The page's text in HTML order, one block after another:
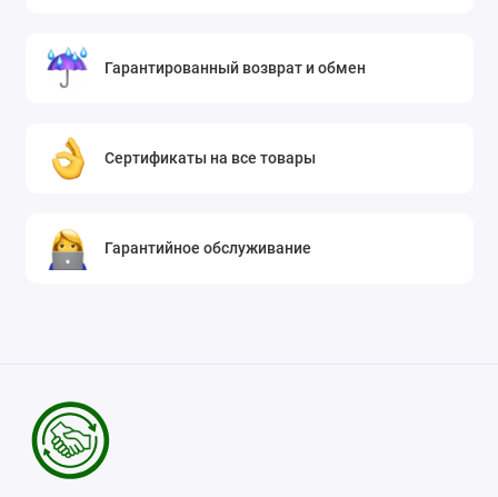
Гарантированный возврат и обмен
Сертификаты на все товары
Гарантийное обслуживание